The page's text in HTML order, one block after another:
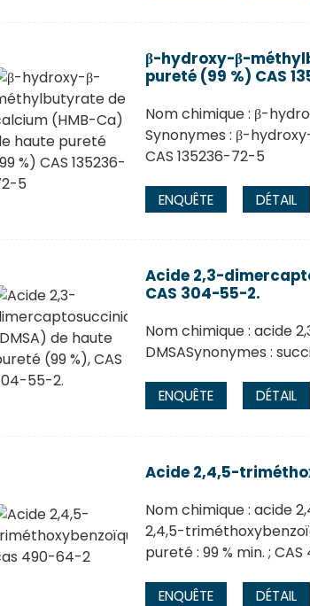
β-hydroxy-β-
pureté (99 %) CAS
Nom chimique : β-
Synonymes : β-
CAS 135236-72-5
ENQUÊTE DÉTAIL
Acide 2,3-
CAS 304-55-2.
Nom chimique : acide
DMSASynonymes :
ENQUÊTE DÉTAIL
Acide 2,4,5-
Nom chimique : acide
2,4,5-
pureté : 99 % min. ;
ENQUÊTE DÉTAIL